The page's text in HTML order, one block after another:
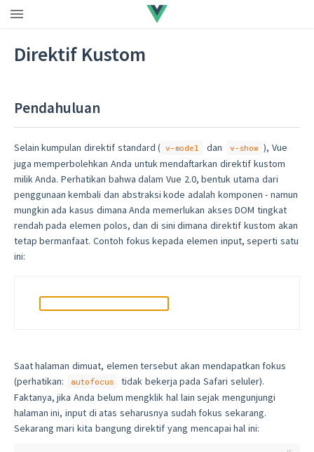
Direktif Kustom
Pendahuluan
Selain kumpulan direktif standard ( v-model dan v-show ), Vue
juga memperbolehkan Anda untuk mendaftarkan direktif kustom
milik Anda. Perhatikan bahwa dalam Vue 2.0, bentuk utama dari
penggunaan kembali dan abstraksi kode adalah komponen - namun
mungkin ada kasus dimana Anda memerlukan akses DOM tingkat
rendah pada elemen polos, dan di sini dimana direktif kustom akan
tetap bermanfaat. Contoh fokus kepada elemen input, seperti satu
ini:
Saat halaman dimuat, elemen tersebut akan mendapatkan fokus
(perhatikan:
autofocus
tidak bekerja pada Safari seluler).
Faktanya, jika Anda belum mengklik hal lain sejak mengunjungi
halaman ini, input di atas seharusnya sudah fokus sekarang.
Sekarang mari kita bangung direktif yang mencapai hal ini: